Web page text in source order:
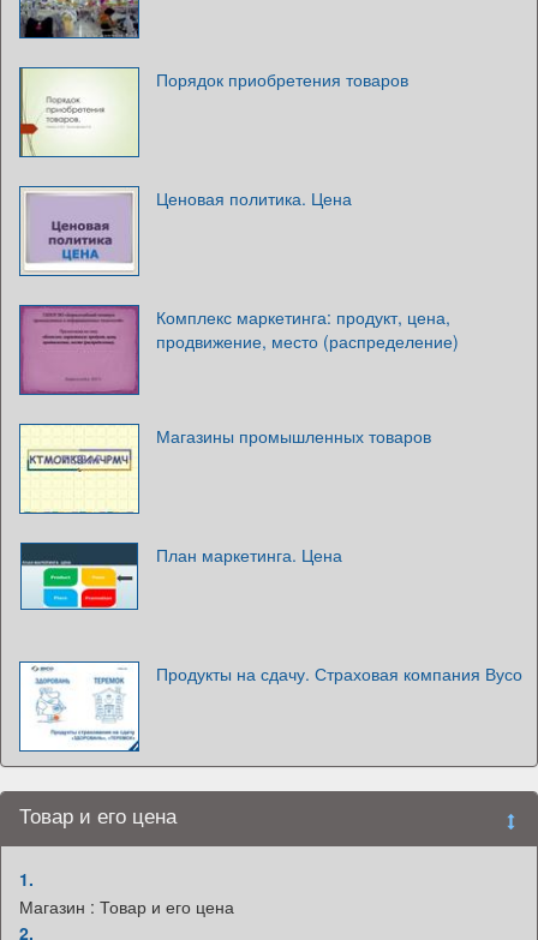
Порядок приобретения товаров
Ценовая политика. Цена
Комплекс маркетинга: продукт, цена,
продвижение, место (распределение)
Магазины промышленных товаров
План маркетинга. Цена
Продукты на сдачу. Страховая компания Вусо
Товар и его цена
1.
Магазин : Товар и его цена
2.